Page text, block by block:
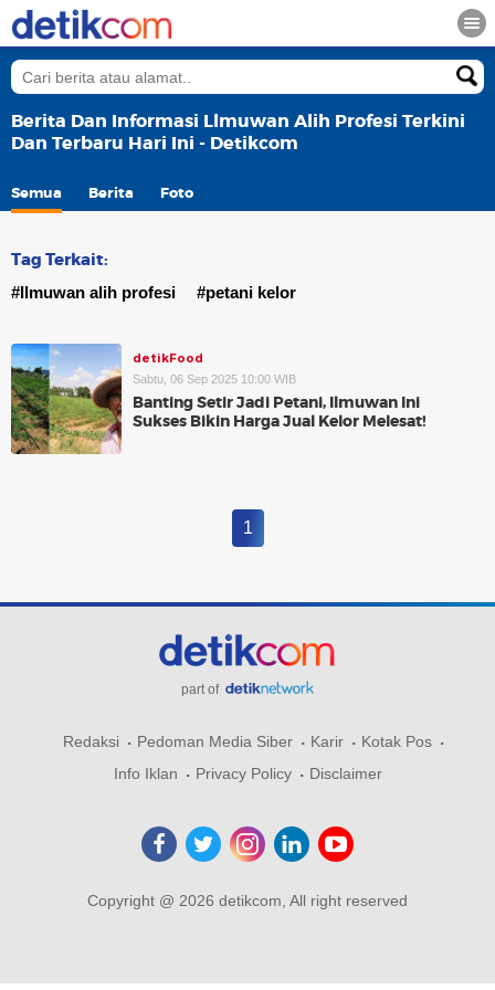
Berita Dan Informasi Llmuwan Alih Profesi Terkini
Dan Terbaru Hari Ini - Detikcom
Semua Berita Foto
Tag Terkait:
#llmuwan alih profesi #petani kelor
detikFood
Sabtu, 06 Sep 2025 10:00 WIB
Banting Setir Jadi Petani, Ilmuwan Ini
Sukses Bikin Harga Jual Kelor Melesat!
1
part of
Redaksi Pedoman Media Siber Karir
Kotak Pos
Info Iklan
Privacy Policy Disclaimer
Copyright @ 2026 detikcom, All right reserved